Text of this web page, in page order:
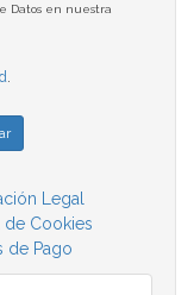
Datos en nuestra
Legal
de Cookies
de Pago